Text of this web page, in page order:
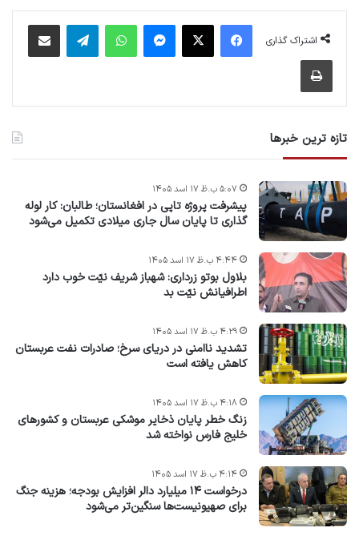
اشتراک گذاری
فیس بوک X پیام رسان واتس آپ تلگرام اشتراک گذاری از طریق ایمیل
چاپ
تازه ترین خبرها
پیشرفت پروژه‌ تاپی در افغانستان؛ طالبان: کار لوله
گذاری تا پایان سال جاری میلادی تکمیل می‌شود
۵:۰۷ ب.ظ ۱۷ اسد ۱۴۰۵
بلاول بوتو زرداری: شهباز شریف نیّت خوب دارد
اطرافیانش نیّت بد
۴:۴۴ ب.ظ ۱۷ اسد ۱۴۰۵
تشدید ناامنی در دریای سرخ؛ صادرات نفت عربستان
کاهش یافته است
۴:۲۹ ب.ظ ۱۷ اسد ۱۴۰۵
زنگ خطر پایان ذخایر موشکی عربستان و کشورهای
خلیج فارس نواخته شد
۴:۱۸ ب.ظ ۱۷ اسد ۱۴۰۵
درخواست ۱۴ میلیارد دالر افزایش بودجه؛ هزینه جنگ
برای صهیونیست‌ها سنگین‌تر می‌شود
۴:۱۴ ب.ظ ۱۷ اسد ۱۴۰۵